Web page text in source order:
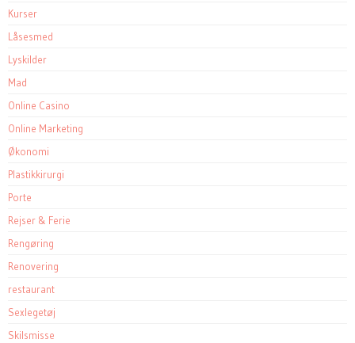
Kurser
Låsesmed
Lyskilder
Mad
Online Casino
Online Marketing
Økonomi
Plastikkirurgi
Porte
Rejser & Ferie
Rengøring
Renovering
restaurant
Sexlegetøj
Skilsmisse